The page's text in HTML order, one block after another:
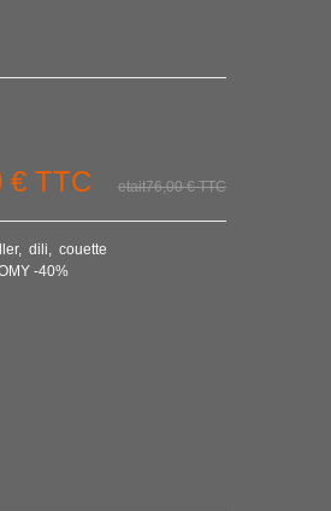
€ TTC etait76,00 €TTC
dili
couette
-40%